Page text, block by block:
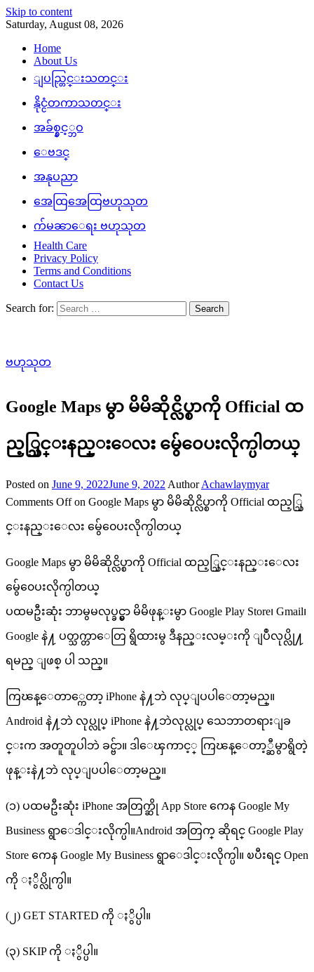
Skip to content
Saturday, August 08, 2026
Home
About Us
ျပည္တြင္းသတင္း
နိုင္ငံတကာသတင္း
အခ်စ္နွင့္ဘဝ
ေဗဒင္
အနုပညာ
အေထြအေထြဗဟုသုတ
က်မၼာေရး ဗဟုသုတ
Health Care
Privacy Policy
Terms and Conditions
Contact Us
Search for:
ဗဟုသုတ
Google Maps မွာ မိမိဆိုင္လိပ္စာကို Official ထ
ည့္သြင္းနည္းေလး မွ်ေ၀ေပးလိုက္ပါတယ္
Posted on June 9, 2022June 9, 2022 Author Achawlaymyar
Comments Offon Google Maps မွာ မိမိဆိုင္လိပ္စာကို Official ထည့္သြ
င္းနည္းေလး မွ်ေ၀ေပးလိုက္ပါတယ္
Google Maps မွာ မိမိဆိုင္လိပ္စာကို Official ထည့္သြင္းနည္းေလး
မွ်ေ၀ေပးလိုက္ပါတယ္
ပထမဦးဆုံး ဘာမွမလုပ္ခင္မွာ မိမိဖုန္းမွာ Google Play Store၊ Gmail၊
Google နဲ႔ ပတ္သက္တာေတြ ရွိထားမွ ဒီနည္းလမ္းကို ျပဳလုပ္လို႔
ရမည္ ျဖစ္ ပါ သည္။
ကြၽန္ေတာ္ကေတာ့ iPhone နဲ႔ဘဲ လုပ္ျပပါေတာ့မည္။
Android နဲ႔ဘဲ လုပ္လုပ္ iPhone နဲ႔ဘဲလုပ္လုပ္ သေဘာတရားျခ
င္းက အတူတူပါဘဲ ခင္ဗ်ာ။ ဒါေၾကာင့္ ကြၽန္ေတာ့္ဆီမွာရွိတဲ့
ဖုန္းနဲ႔ဘဲ လုပ္ျပပါေတာ့မည္။
(၁) ပထမဦးဆုံး iPhone အတြက္ဆို App Store ကေန Google My
Business ရွာေဒါင္းလိုက္ပါ။Android အတြက္ ဆိုရင္ Google Play
Store ကေန Google My Business ရွာေဒါင္းလိုက္ပါ။ ၿပီးရင္ Open
ကို ႏွိပ္လိုက္ပါ။
(၂) GET STARTED ကို ႏွိပ္ပါ။
(၃) SKIP ကို ႏွိပ္ပါ။